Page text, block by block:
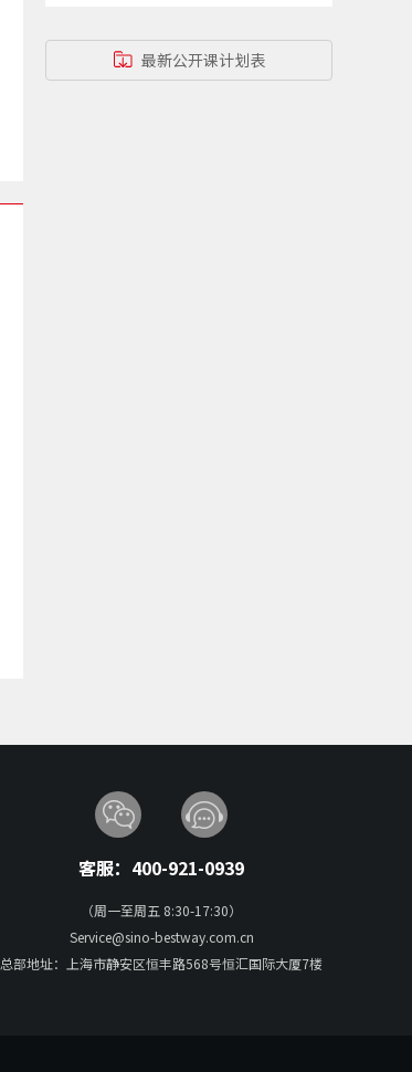
最新公开课计划表
客服：400-921-0939
（周一至周五 8:30-17:30）
Service@sino-bestway.com.cn
总部地址：上海市静安区恒丰路568号恒汇国际大厦7楼